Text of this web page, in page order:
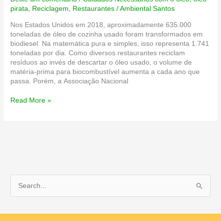
pirata, Reciclagem, Restaurantes /Ambiental Santos
Nos Estados Unidos em 2018, aproximadamente 635.000
toneladas de óleo de cozinha usado foram transformados em
biodiesel. Na matemática pura e simples, isso representa 1.741
toneladas por dia. Como diversos restaurantes reciclam
resíduos ao invés de descartar o óleo usado, o volume de
matéria-prima para biocombustível aumenta a cada ano que
passa. Porém, a Associação Nacional
Cuidado:
Read More »